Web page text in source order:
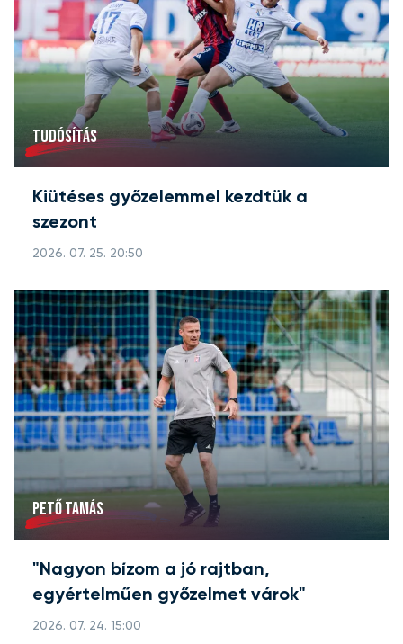
TUDÓSÍTÁS
Kiütéses győzelemmel kezdtük a
szezont
2026. 07. 25. 20:50
PETŐ TAMÁS
"Nagyon bízom a jó rajtban,
egyértelműen győzelmet várok"
2026. 07. 24. 15:00